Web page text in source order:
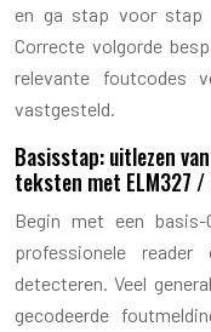
en ga stap voor stap
Correcte volgorde
relevante foutcodes
vastgesteld.
Basisstap: uitlezen
teksten met ELM327
Begin met een
professionele
detecteren. Veel
gecodeerde